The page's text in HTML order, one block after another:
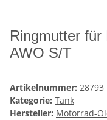
Ringmutter für
AWO S/T
Artikelnummer: 28793
Kategorie: Tank
Hersteller: Motorrad-